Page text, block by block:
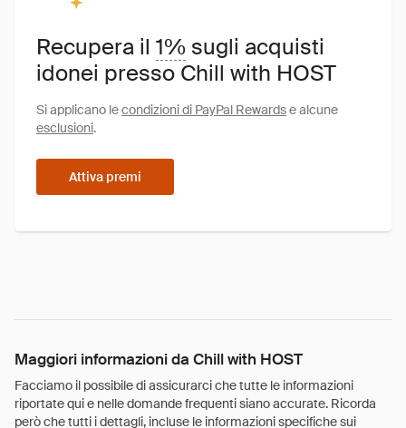
Recupera il 1% sugli acquisti
idonei presso Chill with HOST
Si applicano lecondizioni di PayPal Rewardse alcune
esclusioni.
Attiva premi
Maggiori informazioni da Chill with HOST
Facciamo il possibile di assicurarci che tutte le informazioni
riportate qui e nelle domande frequenti siano accurate. Ricorda
però che tutti i dettagli, incluse le informazioni specifiche sui